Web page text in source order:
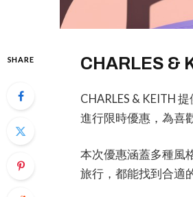
SHARE CHARLES &
CHARLES & KEITH
進行限時優惠，為喜
本次優惠涵蓋多種風
旅行，都能找到合適